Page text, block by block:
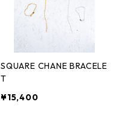
SQUARE CHANE BRACELE
T
¥15,400